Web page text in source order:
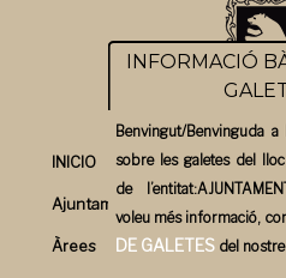
INICIO
Ajuntament
Àrees
INFORMACIÓ
Benvingut/Benvinguda
sobre les galetes del
de
voleu més informació,
DE GALETES del